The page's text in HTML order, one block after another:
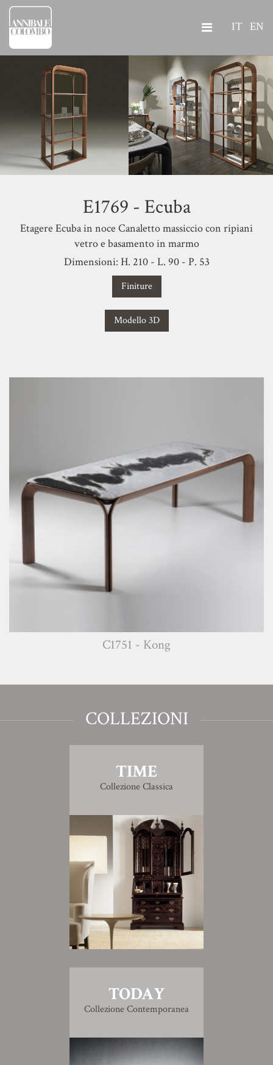
IT EN
E1769 - Ecuba
Etagere Ecuba in noce Canaletto massiccio con ripiani
vetro e basamento in marmo
Dimensioni: H. 210 - L. 90 - P. 53
Finiture
Modello 3D
C1751 - Kong
COLLEZIONI
TIME
Collezione Classica
TODAY
Collezione Contemporanea